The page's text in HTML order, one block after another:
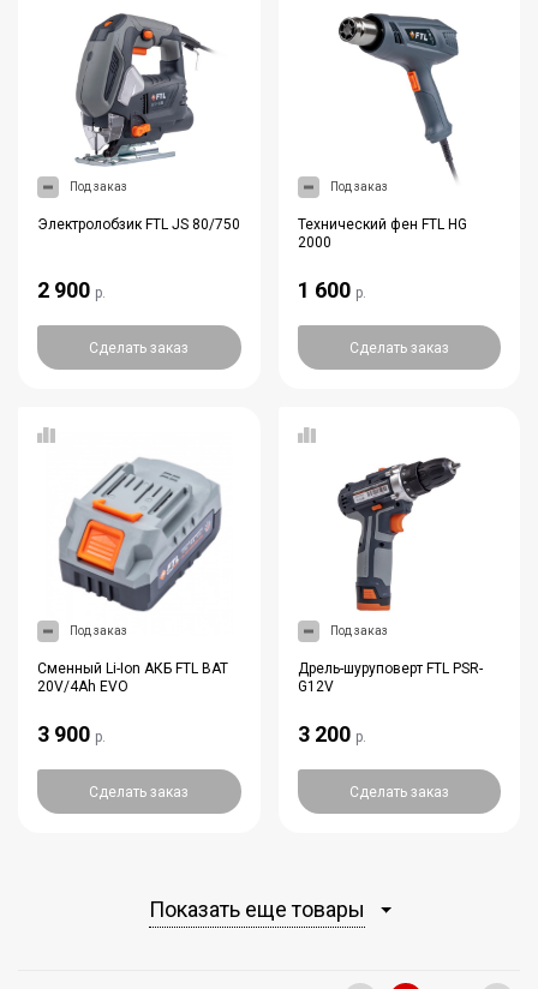
Под заказ
Электролобзик FTL JS 80/750
2 900 р.
Сделать заказ
Под заказ
Технический фен FTL HG
2000
1 600 р.
Сделать заказ
Под заказ
Сменный Li-Ion АКБ FTL BAT
20V/4Ah EVO
3 900 р.
Сделать заказ
Под заказ
Дрель-шуруповерт FTL PSR-
G12V
3 200 р.
Сделать заказ
Показать еще товары